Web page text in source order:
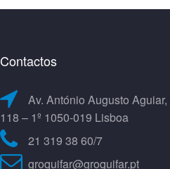
Contactos
Av. António Augusto Aguiar,
118 – 1º 1050-019 Lisboa
21 319 38 60/7
groquifar@groquifar.pt